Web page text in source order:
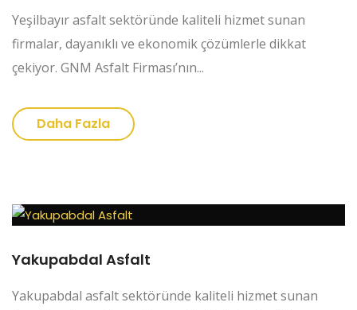
Yeşilbayır asfalt sektöründe kaliteli hizmet sunan
firmalar, dayanıklı ve ekonomik çözümlerle dikkat
çekiyor. GNM Asfalt Firması’nın...
Daha Fazla
Yakupabdal Asfalt
Yakupabdal asfalt sektöründe kaliteli hizmet sunan